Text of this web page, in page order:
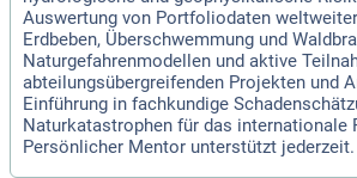
Auswertung von Portfoliodaten
Erdbeben, Überschwemmung und
Naturgefahrenmodellen und aktive
abteilungsübergreifenden Projekten und
Einführung in fachkundige
Naturkatastrophen für das internationale
Persönlicher Mentor unterstützt jederzeit.